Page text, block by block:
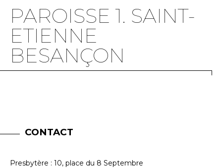
PAROISSE 1. SAINT-
ETIENNE
BESANÇON
CONTACT
Presbytère : 10, place du 8 Septembre